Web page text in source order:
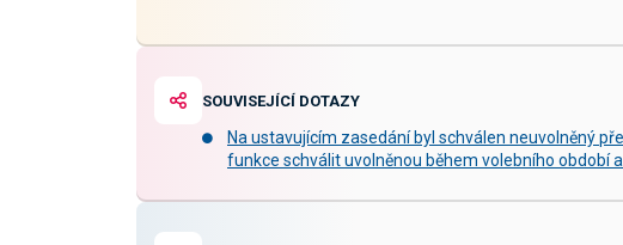
SOUVISEJÍCÍ DOTAZY
Na ustavujícím zasedání byl schválen neuvolněný
funkce schválit uvolněnou během volebního období